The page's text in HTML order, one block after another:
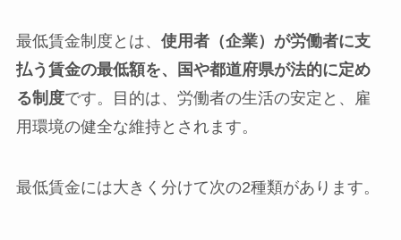
最低賃金制度とは、 使用者（企業）が労働者に支
払う賃金の最低額を、国や都道府県が法的に定め
る制度です。目的は、労働者の生活の安定と、雇
用環境の健全な維持とされます。
最低賃金には大きく分けて次の2種類があります。